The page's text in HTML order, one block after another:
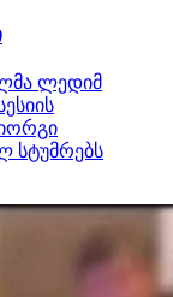
ლედიმ
სტუმრებს